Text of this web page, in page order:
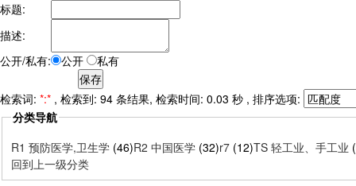
标题:
描述:
公开/私有:
公开 私有
检索词: *:* , 检索到: 94 条结果, 检索时间: 0.03 秒 , 排序选项:
分类导航
R1 预防医学,卫生学 (46)R2 中国医学 (32)r7 (12)TS 轻工业、手工业
回到上一级分类